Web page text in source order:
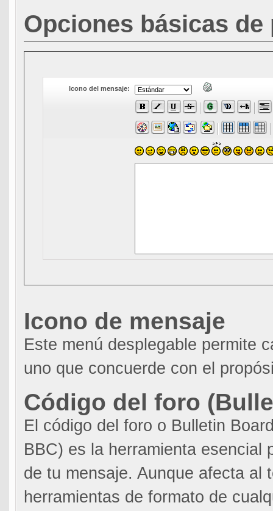
Opciones básicas
Icono del mensaje:
Icono de mensaje
Este menú desplegable permite
uno que concuerde con el
Código del foro
El código del foro o Bulletin
BBC) es la herramienta esencial
de tu mensaje. Aunque afecta al
herramientas de formato de